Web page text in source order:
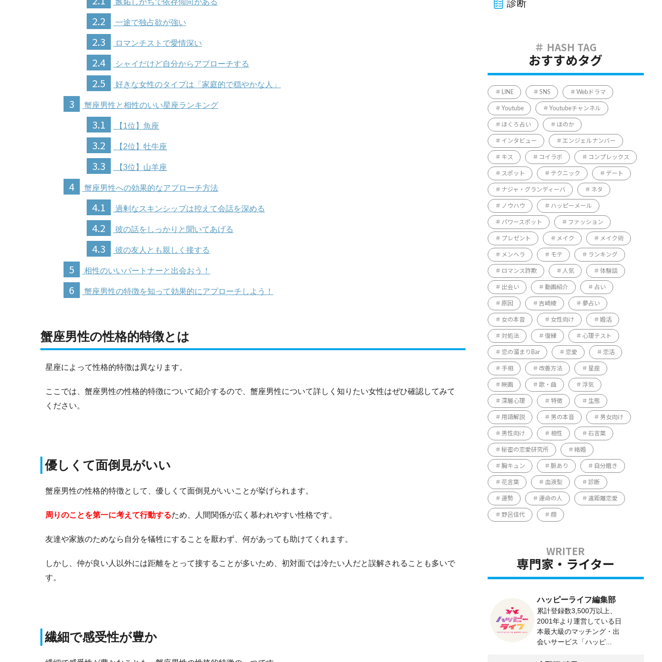
2.2 一途で独占欲が強い
2.3 ロマンチストで愛情深い
2.4 シャイだけど自分からアプローチする
2.5 好きな女性のタイプは「家庭的で穏やかな人」
3 蟹座男性と相性のいい星座ランキング
3.1 【1位】魚座
3.2 【2位】牡牛座
3.3 【3位】山羊座
4 蟹座男性への効果的なアプローチ方法
4.1 過剰なスキンシップは控えて会話を深める
4.2 彼の話をしっかりと聞いてあげる
4.3 彼の友人とも親しく接する
5 相性のいいパートナーと出会おう！
6 蟹座男性の特徴を知って効果的にアプローチしよう！
蟹座男性の性格的特徴とは
星座によって性格的特徴は異なります。
ここでは、蟹座男性の性格的特徴について紹介するので、蟹座男性について詳しく知りたい女性はぜひ確認してみて
ください。
優しくて面倒見がいい
蟹座男性の性格的特徴として、優しくて面倒見がいいことが挙げられます。
周りのことを第一に考えて行動するため、人間関係が広く慕われやすい性格です。
友達や家族のためなら自分を犠牲にすることを厭わず、何があっても助けてくれます。
しかし、仲が良い人以外には距離をとって接することが多いため、初対面では冷たい人だと誤解されることも多いで
す。
繊細で感受性が豊か
診断
おすすめタグ
LINE SNS Webドラマ
Youtube Youtubeチャンネル
ほくろ占い ほのか
インタビュー エンジェルナンバー
キス コイラボ コンプレックス
スポット テクニック デート
ナジャ・グランディーバ ネタ
ノウハウ ハッピーメール
パワースポット ファッション
プレゼント メイク メイク術
メンヘラ モテ ランキング
ロマンス詐欺 人気 体験談
出会い 動画紹介 占い
原因 吉崎綾 夢占い
女の本音 女性向け 婚活
対処法 復縁 心理テスト
恋の溜まりBar 恋愛 恋活
手相 改善方法 星座
映画 歌・曲 浮気
深層心理 特徴 生態
用語解説 男の本音 男女向け
男性向け 相性 石言葉
秘密の恋愛研究所 結婚
胸キュン 脈あり 自分磨き
花言葉 血液型 診断
運勢 運命の人 遠距離恋愛
野呂佳代 顔
専門家・ライター
ハッピーライフ編集部
累計登録数3,500万以上、
2001年より運営している日
本最大級のマッチング・出
会いサービス「ハッピ...